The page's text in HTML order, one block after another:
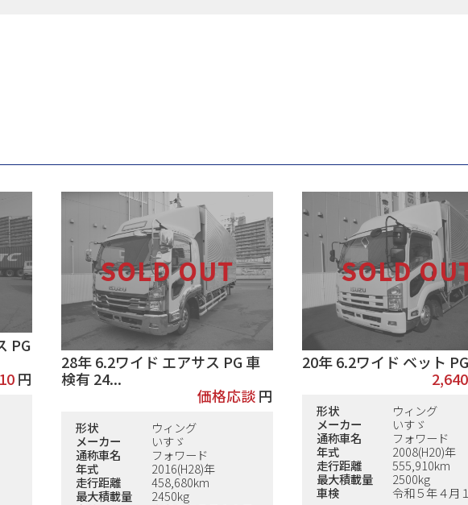
PG
円
28年 6.2ワイド エアサス PG 車
検有 24...
価格応談円
形状
ウィング
メーカー
いすゞ
通称車名
フォワード
年式
2016(H28)年
走行距離
458,680km
最大積載量
2450kg
20年 6.2ワイド ベット
形状
ウィング
メーカー
いすゞ
通称車名
フォワード
年式
2008(H20)年
走行距離
555,910km
最大積載量
2500kg
車検
令和５年４月